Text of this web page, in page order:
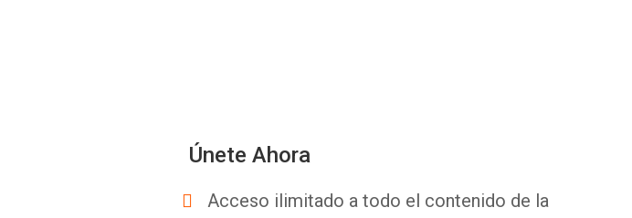
Únete Ahora
Acceso ilimitado a todo el contenido de la